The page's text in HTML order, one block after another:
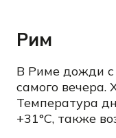
Рим
В Риме дожди с
самого вечера.
Температура
+31°C, также